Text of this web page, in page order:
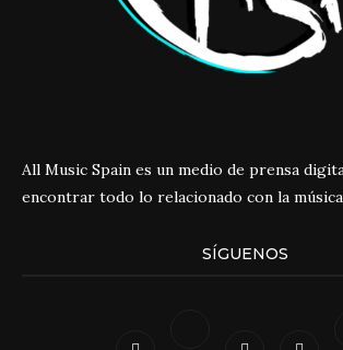
All Music Spain es un medio de prensa
encontrar todo lo relacionado con la
SÍGUENOS